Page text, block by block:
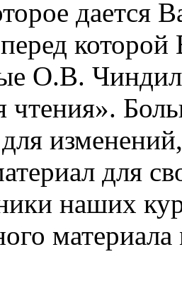
дается
О.В.
чтения».
для
наших